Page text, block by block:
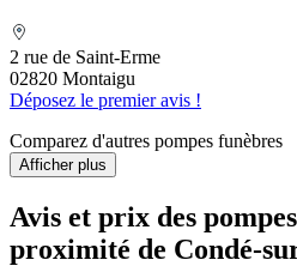
2 rue de Saint-Erme
02820 Montaigu
Déposez le premier avis !
Comparez d'autres pompes funèbres
Afficher plus
Avis et prix des
proximité de Condé-